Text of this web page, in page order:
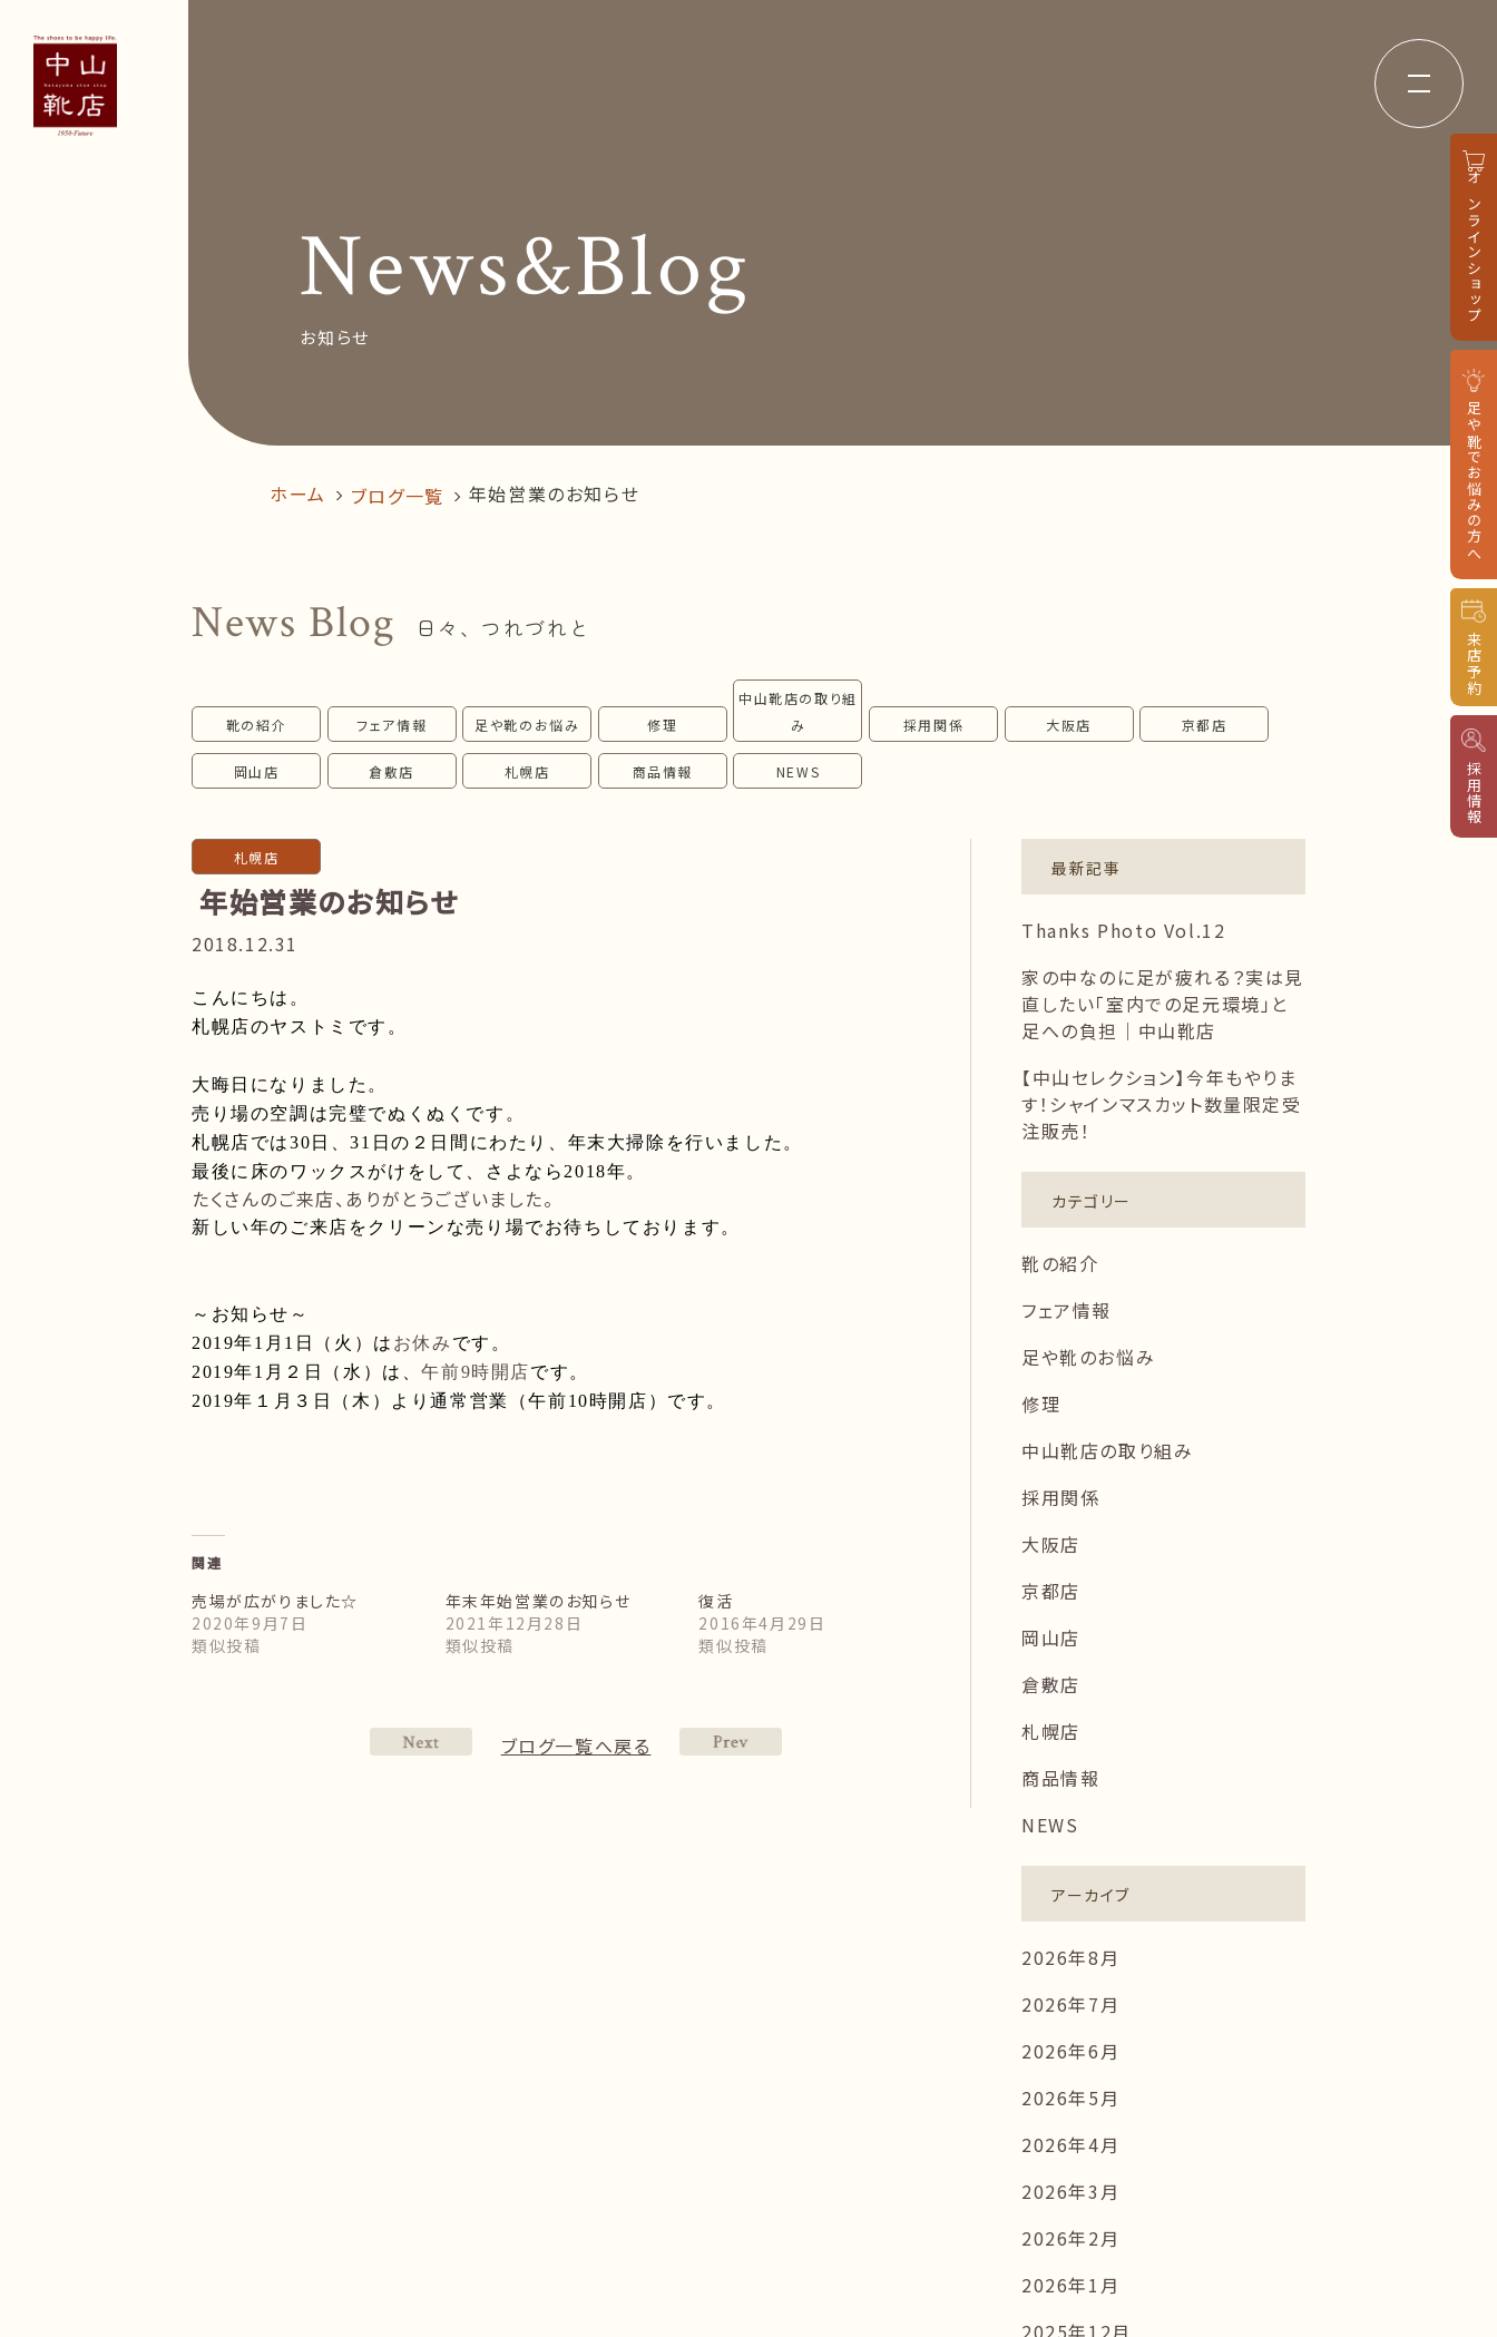
オンラインショップ
足や靴でお悩みの方へ
来店予約
採用情報
News&Blog お知らせ
Recruit 採用情報 Business trip
follow us!
News&Blog
お知らせ
ホーム ブログ一覧 年始営業のお知らせ
News Blog 日々、つれづれと
靴の紹介 フェア情報 足や靴のお悩み 修理
中山靴店の取り組
み
採用関係 大阪店 京都店
岡山店 倉敷店 札幌店 商品情報 NEWS
札幌店
年始営業のお知らせ
2018.12.31
こんにちは。
札幌店のヤストミです。
大晦日になりました。
売り場の空調は完璧でぬくぬくです。
札幌店では30 日、31 日の２日間にわたり、年末大掃除を行いました。
最後に床のワックスがけをして、さよなら 2018年。
たくさんのご来店、ありがとうございました。
新しい年のご来店をクリーンな売り場でお待ちしております。
～お知らせ～
2019年1 月 1 日（火）は お休み です。
2019年1 月２日（水）は、午前9時開店です。
2019年１月３日（木）より通常営業（午前10時開店）です。
関連
売場が広がりました☆
2020年9月7日
類似投稿
年末年始営業のお知らせ
2021年12月28日
類似投稿
復活
2016年4月29日
類似投稿
ブログ一覧へ戻る
最新記事
Thanks Photo Vol.12
家の中なのに足が疲れる？実は見
直したい「室内での足元環境」と
足への負担｜中山靴店
【中山セレクション】今年もやりま
す！シャインマスカット数量限定受
注販売！
カテゴリー
靴の紹介
フェア情報
足や靴のお悩み
修理
中山靴店の取り組み
採用関係
大阪店
京都店
岡山店
倉敷店
札幌店
商品情報
NEWS
アーカイブ
2026年8月
2026年7月
2026年6月
2026年5月
2026年4月
2026年3月
2026年2月
2026年1月
2025年12月